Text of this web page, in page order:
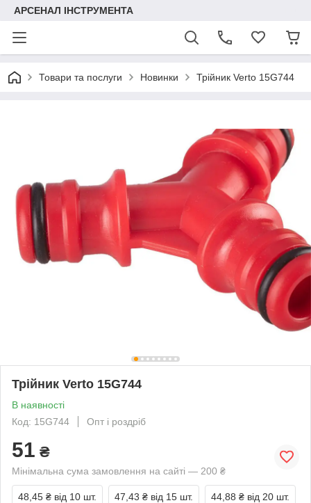
АРСЕНАЛ ІНСТРУМЕНТА
Товари та послуги Новинки Трійник Verto 15G744
Трійник Verto 15G744
В наявності
Код: 15G744
Опт і роздріб
51 ₴
Мінімальна сума замовлення на сайті — 200 ₴
48,45 ₴ від 10 шт. 47,43 ₴ від 15 шт. 44,88 ₴ від 20 шт.